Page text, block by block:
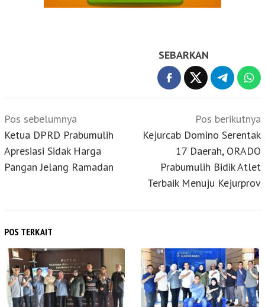
SEBARKAN
Navigasi
pos
Pos sebelumnya
Ketua DPRD Prabumulih
Apresiasi Sidak Harga
Pangan Jelang Ramadan
Pos berikutnya
Kejurcab Domino Serentak
17 Daerah, ORADO
Prabumulih Bidik Atlet
Terbaik Menuju Kejurprov
POS TERKAIT